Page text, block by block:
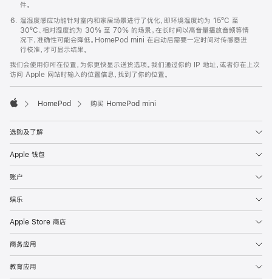
件。
温湿度感应功能针对室内和家居场景进行了优化，即环境温度约为 15ºC 至
30ºC、相对湿度约为 30% 至 70% 的场景。在长时间以高音量播放音频等情
况下，准确性可能会降低。HomePod mini 在启动后需要一定时间对传感器进
行校准，才可显示结果。
我们会使用你所在位置，为你更快显示送货选项。我们通过你的 IP 地址，或者你在上次
访问 Apple 网站时输入的位置信息，找到了你的位置。
HomePod 购买 HomePod mini
选购及了解
Apple 钱包
账户
娱乐
Apple Store 商店
商务应用
教育应用